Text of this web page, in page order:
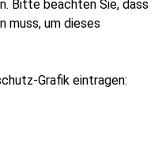
Bitte beachten Sie, dass
muss, um dieses
Grafik eintragen: